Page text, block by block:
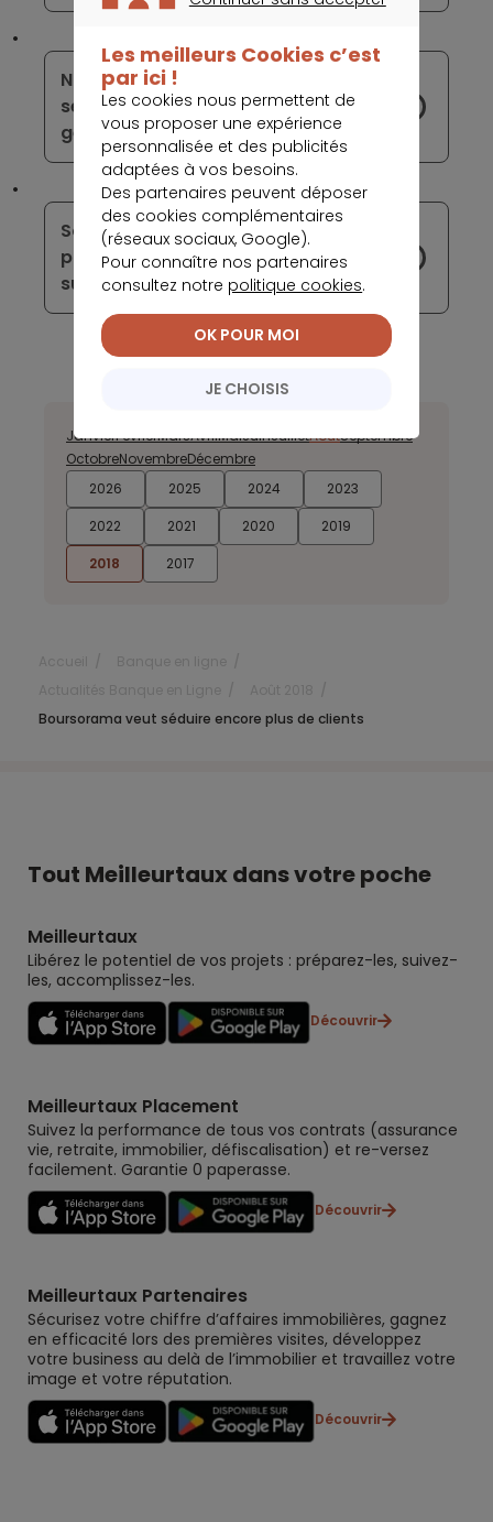
N26 lance " Espaces " un nouveau
service d'épargne nouvelle
génération
Société Générale rachète Lumo, une
plateforme de crowdfunding axée
sur les énergies renouvelables
2026 2025 2024
2023
2022
2021 2020
2019
2018
2017
JanvierFévrierMarsAvrilMaiJuinJuilletAoûtSeptembre
OctobreNovembreDécembre
Boursorama veut séduire encore plus de clients
Tout Meilleurtaux dans votre poche
Meilleurtaux
Libérez le potentiel de vos projets : préparez-les, suivez-
les, accomplissez-les.
Découvrir
Meilleurtaux Placement
Suivez la performance de tous vos contrats (assurance
vie, retraite, immobilier, défiscalisation) et re-versez
facilement. Garantie 0 paperasse.
Découvrir
Meilleurtaux Partenaires
Sécurisez votre chiffre d’affaires immobilières, gagnez
en efficacité lors des premières visites, développez
votre business au delà de l’immobilier et travaillez votre
image et votre réputation.
Découvrir
Les meilleurs Cookies c’est
par ici !
Les cookies nous permettent de
vous proposer une expérience
personnalisée et des publicités
adaptées à vos besoins.
Des partenaires peuvent déposer
des cookies complémentaires
(réseaux sociaux, Google).
Pour connaître nos partenaires
consultez notre politique cookies.
JE CHOISIS
OK POUR MOI